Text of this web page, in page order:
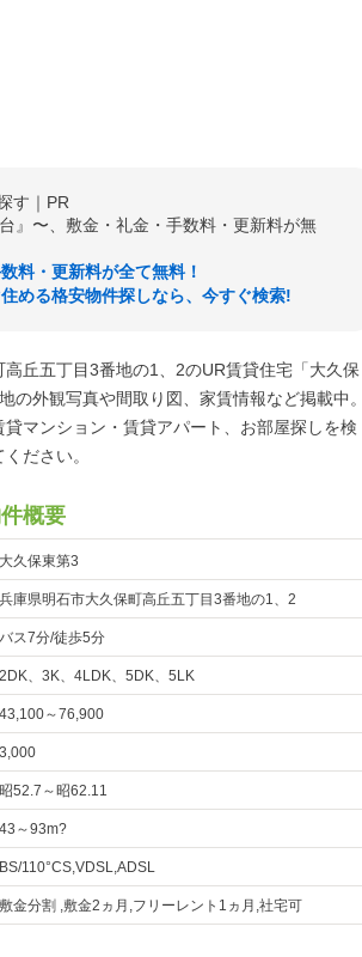
す｜PR
』〜、敷金・礼金・手数料・更新料が無
料・更新料が全て無料！
める格安物件探しなら、今すぐ検索!
丘五丁目3番地の1、2のUR賃貸住宅「大久保
の外観写真や間取り図、家賃情報など掲載中
マンション・賃貸アパート、お部屋探しを検
ださい。
概要
大久保東第3
兵庫県明石市大久保町高丘五丁目3番地の1、2
バス7分/徒歩5分
2DK、3K、4LDK、5DK、5LK
43,100～76,900
3,000
昭52.7～昭62.11
43～93m?
BS/110°CS,VDSL,ADSL
敷金分割 ,敷金2ヵ月,フリーレント1ヵ月,社宅可